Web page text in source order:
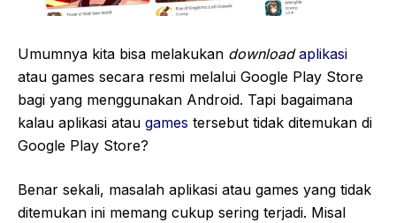
Umumnya kita bisa melakukan download aplikasi
atau games secara resmi melalui Google Play Store
bagi yang menggunakan Android. Tapi bagaimana
kalau aplikasi atau games tersebut tidak ditemukan di
Google Play Store?
Benar sekali, masalah aplikasi atau games yang tidak
ditemukan ini memang cukup sering terjadi. Misal